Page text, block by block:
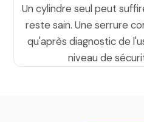
Un cylindre seul peut
reste sain. Une serrure
qu'après diagnostic de
niveau de